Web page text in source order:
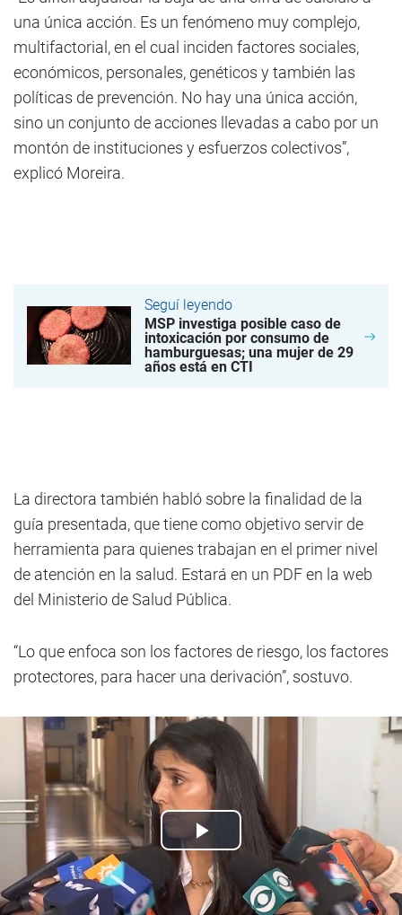
una única acción. Es un fenómeno muy complejo,
multifactorial, en el cual inciden factores sociales,
económicos, personales, genéticos y también las
políticas de prevención. No hay una única acción,
sino un conjunto de acciones llevadas a cabo por un
montón de instituciones y esfuerzos colectivos”,
explicó Moreira.
Seguí leyendo
MSP investiga posible caso de
intoxicación por consumo de
hamburguesas; una mujer de 29
años está en CTI
La directora también habló sobre la finalidad de la
guía presentada, que tiene como objetivo servir de
herramienta para quienes trabajan en el primer nivel
de atención en la salud. Estará en un PDF en la web
del Ministerio de Salud Pública.
“Lo que enfoca son los factores de riesgo, los factores
protectores, para hacer una derivación”, sostuvo.